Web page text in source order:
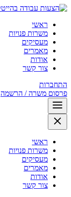
ראשי
משרות פנויות
מעסיקים
מאמרים
אודות
צור קשר
התחברות
פרסום משרה / הרשמה
ראשי
משרות פנויות
מעסיקים
מאמרים
אודות
צור קשר